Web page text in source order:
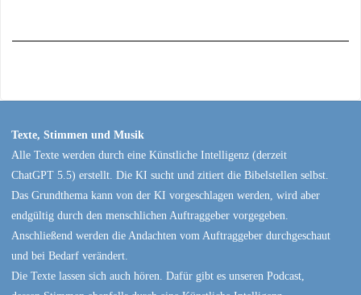
Texte, Stimmen und Musik
Alle Texte werden durch eine Künstliche Intelligenz (derzeit
ChatGPT 5.5) erstellt. Die KI sucht und zitiert die Bibelstellen selbst.
Das Grundthema kann von der KI vorgeschlagen werden, wird aber
endgültig durch den menschlichen Auftraggeber vorgegeben.
Anschließend werden die Andachten vom Auftraggeber durchgeschaut
und bei Bedarf verändert.
Die Texte lassen sich auch hören. Dafür gibt es unseren Podcast,